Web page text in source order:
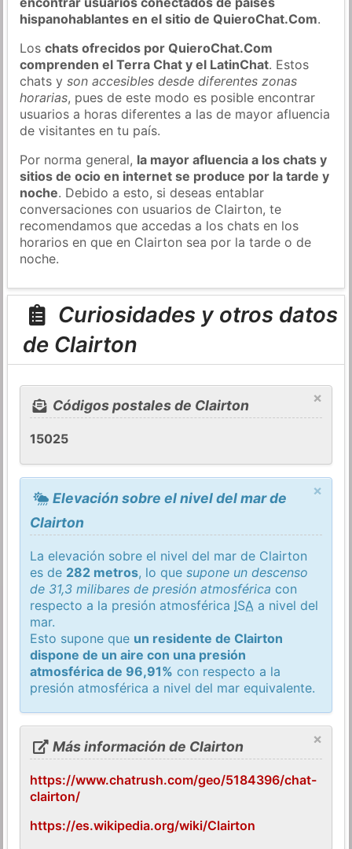
hispanohablantes en el sitio de QuieroChat.Com.
Loschats ofrecidos por QuieroChat.Com
comprenden el Terra Chat y el LatinChat. Estos
chats yson accesibles desde diferentes zonas
horarias, pues de este modo es posible encontrar
usuarios a horas diferentes a las de mayor afluencia
de visitantes en tu país.
Por norma general, la mayor afluencia a los chats y
sitios de ocio en internet se produce por la tarde y
noche. Debido a esto, si deseas entablar
conversaciones con usuarios de Clairton, te
recomendamos que accedas a los chats en los
horarios en que en Clairton sea por la tarde o de
noche.
Curiosidades y otros datos
de Clairton
×
Códigos postales de Clairton
15025
×
Elevación sobre el nivel del mar de
Clairton
La elevación sobre el nivel del mar de Clairton
es de 282 metros, lo quesupone un descenso
de 31,3 milibares de presión atmosférica con
respecto a la presión atmosférica ISA a nivel del
mar.
Esto supone que un residente de Clairton
dispone de un aire con una presión
atmosférica de 96,91% con respecto a la
presión atmosférica a nivel del mar equivalente.
×
Más información de Clairton
https://www.chatrush.com/geo/5184396/chat-
clairton/
https://es.wikipedia.org/wiki/Clairton